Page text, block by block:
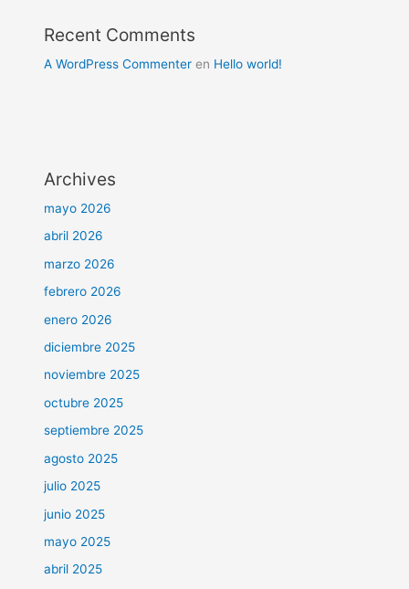
Recent Comments
A WordPress Commenter en Hello world!
Archives
mayo 2026
abril 2026
marzo 2026
febrero 2026
enero 2026
diciembre 2025
noviembre 2025
octubre 2025
septiembre 2025
agosto 2025
julio 2025
junio 2025
mayo 2025
abril 2025